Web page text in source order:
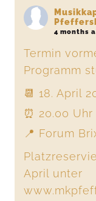
4 months
Termin
Programm
📆 18. April
⏰ 20.00 Uhr
📍 Forum
April unter